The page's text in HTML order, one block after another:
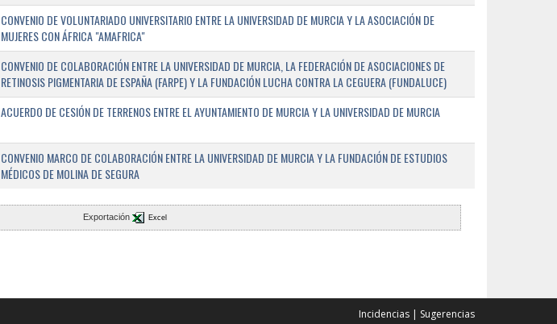
CONVENIO DE VOLUNTARIADO UNIVERSITARIO ENTRE LA UNIVERSIDAD DE MURCIA Y LA ASOCIACIÓN DE
MUJERES CON ÁFRICA "AMAFRICA"
CONVENIO DE COLABORACIÓN ENTRE LA UNIVERSIDAD DE MURCIA, LA FEDERACIÓN DE ASOCIACIONES DE
RETINOSIS PIGMENTARIA DE ESPAÑA (FARPE) Y LA FUNDACIÓN LUCHA CONTRA LA CEGUERA (FUNDALUCE)
ACUERDO DE CESIÓN DE TERRENOS ENTRE EL AYUNTAMIENTO DE MURCIA Y LA UNIVERSIDAD DE MURCIA
CONVENIO MARCO DE COLABORACIÓN ENTRE LA UNIVERSIDAD DE MURCIA Y LA FUNDACIÓN DE ESTUDIOS
MÉDICOS DE MOLINA DE SEGURA
Exportación Excel
Incidencias Sugerencias